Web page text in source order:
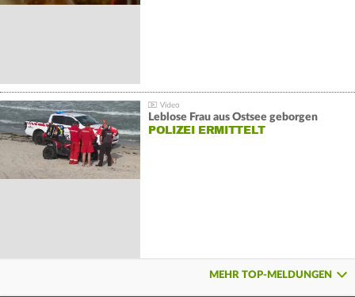
Leblose Frau aus Ostsee geborgen
POLIZEI ERMITTELT
MEHR TOP-MELDUNGEN